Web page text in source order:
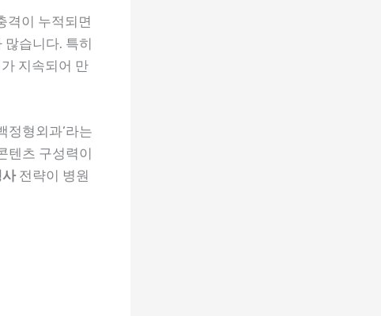
격이 누적되면
습니다. 특히
지속되어 만
정형외과’라는
텐츠 구성력이
전략이 병원